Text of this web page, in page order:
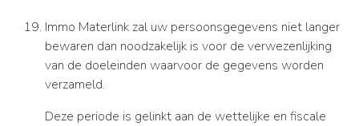
Immo Materlink zal uw persoonsgegevens niet langer
bewaren dan noodzakelijk is voor de verwezenlijking
van de doeleinden waarvoor de gegevens worden
verzameld.
Deze periode is gelinkt aan de wettelijke en fiscale